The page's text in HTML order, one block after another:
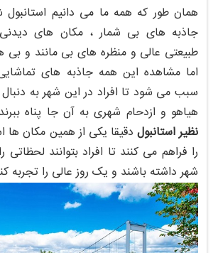
همان طور که همه ما می دانیم
جاذبه های بی شمار ، مکان های
طبیعتی عالی و منظره های بی مانند و بی
اما مشاهده این همه جاذبه های
سبب می شود تا افراد در این شهر به دنبال
هیاهو و ازدحام شهری به آن جا پناه
نظیر استانبول دقیقا یکی از همین مکان
را فراهم می کنند تا افراد بتوانند لحظاتی
شهر داشته باشند و یک روز عالی را تجربه